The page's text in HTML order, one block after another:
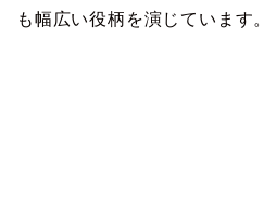
も幅広い役柄を演じています。